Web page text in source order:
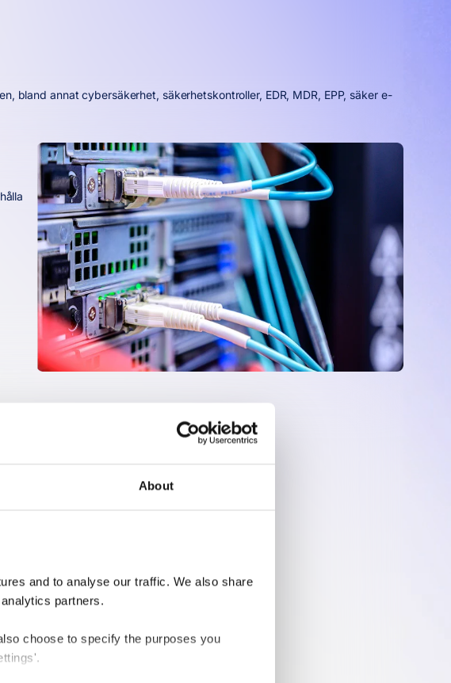
About
and to analyse our traffic. We also share
partners.
choose to specify the purposes you
annat cybersäkerhet, säkerhetskontroller, EDR, MDR, EPP, säker e-